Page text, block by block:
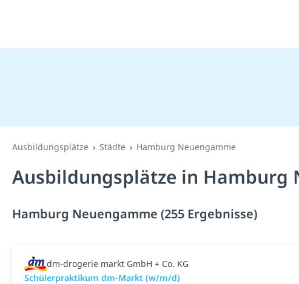
Ausbildungsplätze Städte Hamburg Neuengamme
Ausbildungsplätze in Hamburg
Hamburg Neuengamme (255 Ergebnisse)
dm-drogerie markt GmbH + Co. KG
Schülerpraktikum dm-Markt (w/m/d)